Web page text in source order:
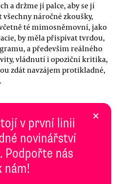
a držme jí palce, aby se jí
náročné zkoušky,
té mimosněmovní, jako
by měla přispívat tvrdou,
a především reálného
vládnutí i opoziční kritika,
zdát navzájem protikladné,
v první linii
novinářství
Podpořte nás
nám!
×